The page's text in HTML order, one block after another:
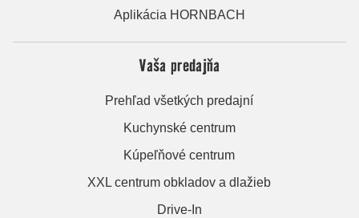
Aplikácia HORNBACH
Vaša predajňa
Prehľad všetkých predajní
Kuchynské centrum
Kúpeľňové centrum
XXL centrum obkladov a dlažieb
Drive-In